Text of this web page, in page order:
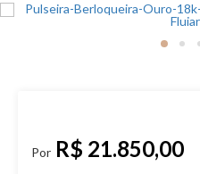
R$ 21.850,00